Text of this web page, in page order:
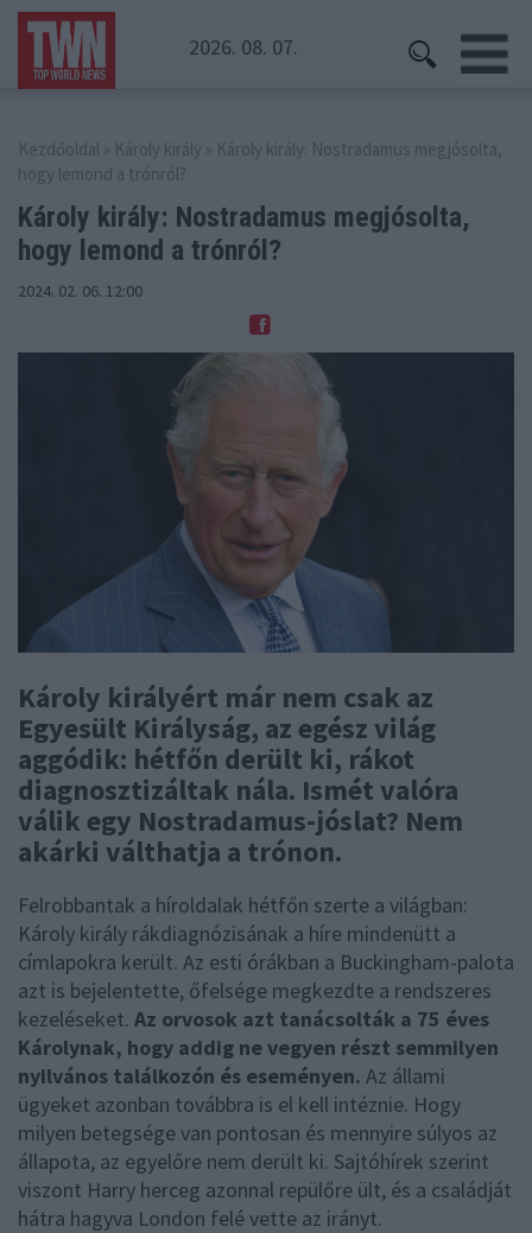
2026. 08. 07.
Kezdőoldal » Károly király » Károly király: Nostradamus megjósolta,
hogy lemond a trónról?
Károly király: Nostradamus megjósolta,
hogy lemond a trónról?
2024. 02. 06. 12:00
Károly királyért már nem csak az
Egyesült Királyság, az egész világ
aggódik: hétfőn derült ki, rákot
diagnosztizáltak nála. Ismét valóra
válik egy Nostradamus-jóslat? Nem
akárki válthatja a trónon.
Felrobbantak a híroldalak hétfőn szerte a világban:
Károly király rákdiagnózisának a híre mindenütt a
címlapokra került. Az esti órákban a Buckingham-palota
azt is bejelentette, őfelsége megkezdte a rendszeres
kezeléseket. Az orvosok azt tanácsolták a 75 éves
Károlynak, hogy addig ne vegyen részt semmilyen
nyilvános találkozón és eseményen. Az állami
ügyeket azonban továbbra is el kell intéznie. Hogy
milyen betegsége van pontosan és mennyire súlyos az
állapota, az egyelőre nem derült ki. Sajtóhírek szerint
viszont Harry herceg azonnal repülőre ült, és a családját
hátra hagyva London felé vette az irányt.